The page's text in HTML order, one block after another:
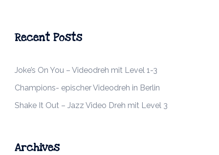
Recent Posts
Joke’s On You – Videodreh mit Level 1-3
Champions- epischer Videodreh in Berlin
Shake It Out – Jazz Video Dreh mit Level 3
Archives